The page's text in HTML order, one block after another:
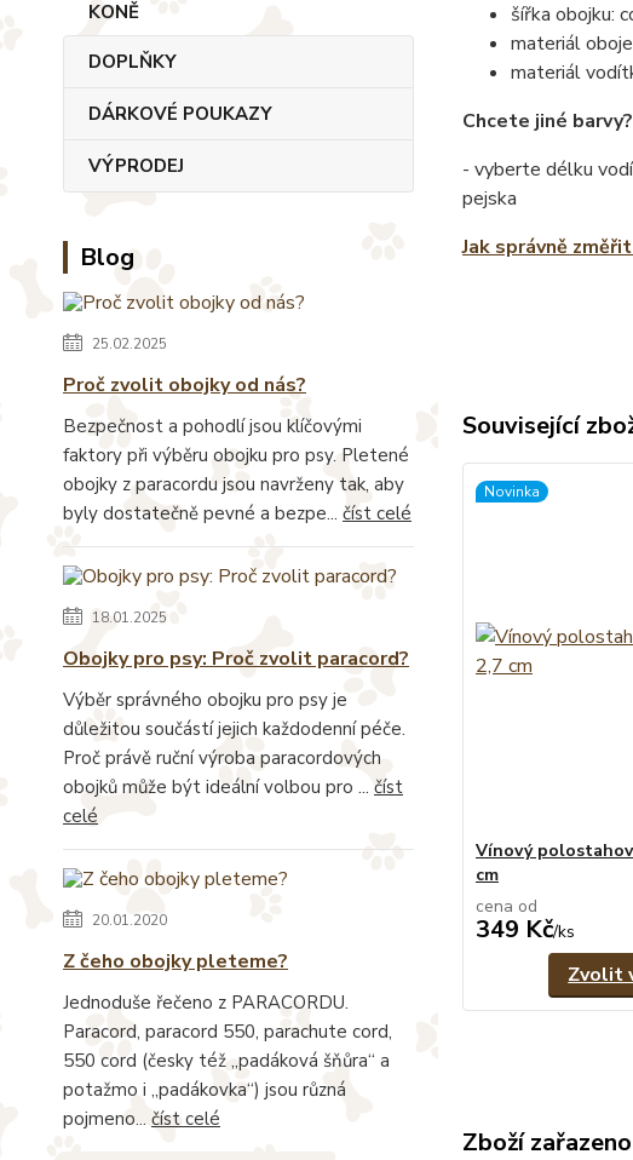
DOPLŇKY
DÁRKOVÉ POUKAZY
VÝPRODEJ
Blog
25.02.2025
Proč zvolit obojky od nás?
Bezpečnost a pohodlí jsou klíčovými
faktory při výběru obojku pro psy. Pletené
obojky z paracordu jsou navrženy tak, aby
byly dostatečně pevné a bezpe... číst celé
18.01.2025
Obojky pro psy: Proč zvolit paracord?
Výběr správného obojku pro psy je
důležitou součástí jejich každodenní péče.
Proč právě ruční výroba paracordových
obojků může být ideální volbou pro ... číst
celé
20.01.2020
Z čeho obojky pleteme?
Jednoduše řečeno z PARACORDU.
Paracord, paracord 550, parachute cord,
550 cord (česky též „padáková šňůra“ a
potažmo i „padákovka“) jsou různá
pojmeno... číst celé
šířka obojku:
materiál
materiál
Chcete jiné barvy?
- vyberte délku
pejska
Jak správně
Související
Novinka
Vínový
cm
cena od
349 Kč/ks
Zvolit
Zboží